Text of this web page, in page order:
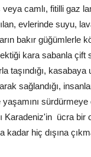
veya camlı, fitilli gaz
evlerinde suyu,
bakır güğümlerle
kara sabanla çift
taşındığı, kasabaya
sağlandığı,
sürdürmeye
Karadeniz'in ücra bir
kadar hiç dışına